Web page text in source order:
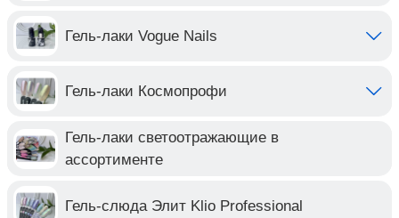
Гель-лаки Vogue Nails
Гель-лаки Космопрофи
Гель-лаки светоотражающие в
ассортименте
Гель-слюда Элит Klio Professional